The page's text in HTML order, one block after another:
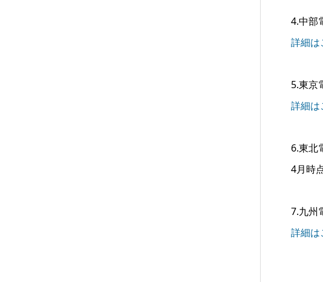
4.中部
詳細は
5.東京
詳細は
6.東北
4月時
7.九州
詳細は